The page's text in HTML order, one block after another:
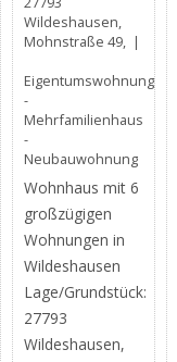
Wildeshausen,
Mohnstraße 49, |
Eigentumswohnung
-
Mehrfamilienhaus
-
Neubauwohnung
Wohnhaus mit 6
großzügigen
Wohnungen in
Wildeshausen
Lage/Grundstück:
27793
Wildeshausen,